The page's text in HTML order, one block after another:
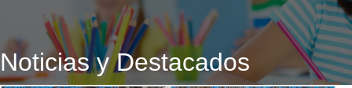
Noticias y Destacados